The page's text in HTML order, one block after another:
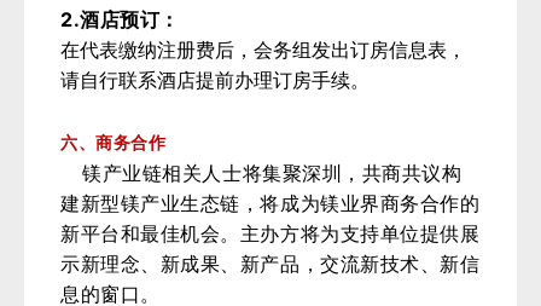
2.酒店预订：
在代表缴纳注册费后，会务组发出订房信息表，
请自行联系酒店提前办理订房手续。
六、商务合作
镁产业链相关人士将集聚深圳，共商共议构
建新型镁产业生态链，将成为镁业界商务合作的
新平台和最佳机会。主办方将为支持单位提供展
示新理念、新成果、新产品，交流新技术、新信
息的窗口。